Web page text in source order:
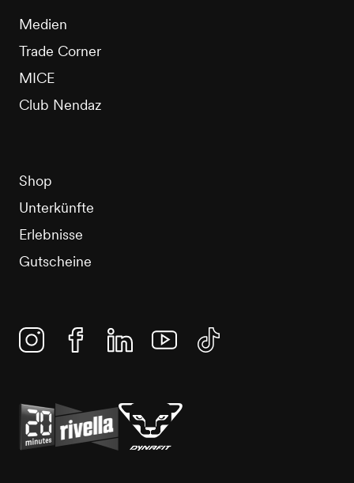
Medien
Trade Corner
MICE
Club Nendaz
Shop
Unterkünfte
Erlebnisse
Gutscheine